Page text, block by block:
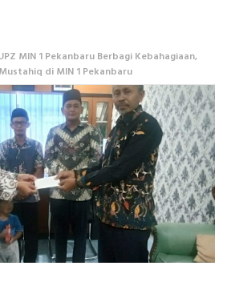
MIN 1 Pekanbaru Berbagi Kebahagiaan,
di MIN 1 Pekanbaru